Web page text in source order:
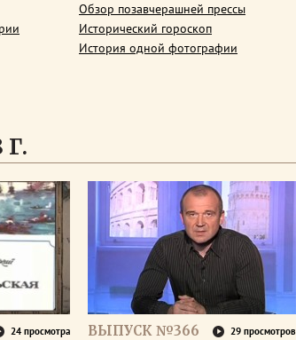
Обзор позавчерашней прессы
Исторический гороскоп
История одной фотографии
24 просмотра ВЫПУСК №366 29 просмотров